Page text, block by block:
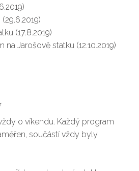
(17.8.2019)
na Jarošově statku (12.10.2019)
o víkendu. Každý program
součástí vždy byly